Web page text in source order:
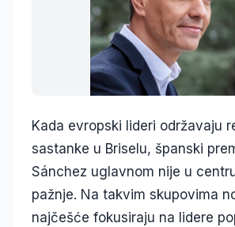
Kada evropski lideri održavaju
sastanke u Briselu, španski
Sánchez uglavnom nije u
pažnje. Na takvim skupovima
najčešće fokusiraju na lidere